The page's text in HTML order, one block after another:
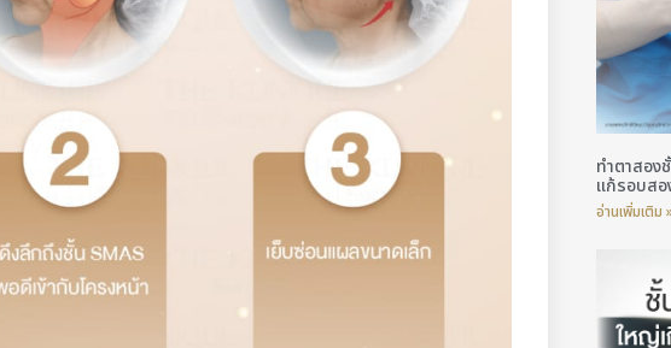
ทำตาสอง
แก้รอบสอ
อ่านเพิ่มเติม